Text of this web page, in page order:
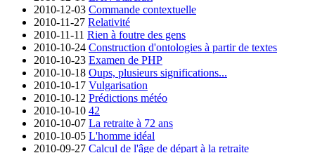
2010-12-03 Commande contextuelle
2010-11-27 Relativité
2010-11-11 Rien à foutre des gens
2010-10-24 Construction d'ontologies à partir de textes
2010-10-23 Examen de PHP
2010-10-18 Oups, plusieurs significations...
2010-10-17 Vulgarisation
2010-10-12 Prédictions météo
2010-10-10 42
2010-10-07 La retraite à 72 ans
2010-10-05 L'homme idéal
2010-09-27 Calcul de l'âge de départ à la retraite